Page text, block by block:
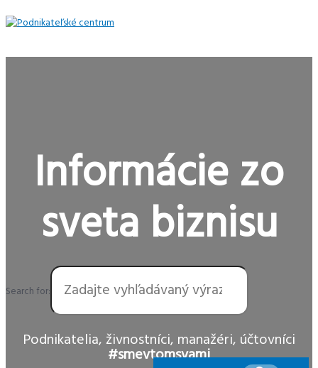
Preskočiť
na
Menu
Informácie zo
sveta biznisu
Search for:
Podnikatelia, živnostníci, manažéri, účtovníci
#smevtomsvami